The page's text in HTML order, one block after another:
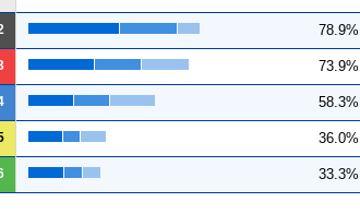
78.9%
73.9%
58.3%
36.0%
33.3%